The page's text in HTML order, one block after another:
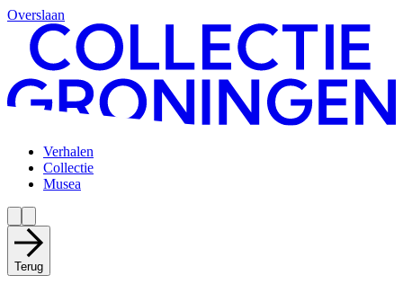
Overslaan
Verhalen
Collectie
Musea
Terug